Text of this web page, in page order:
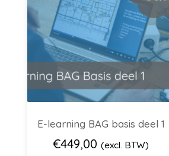
E-learning BAG basis deel 1
€449,00 (excl. BTW)